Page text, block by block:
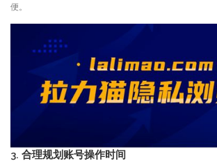
便。
3. 合理规划账号操作时间